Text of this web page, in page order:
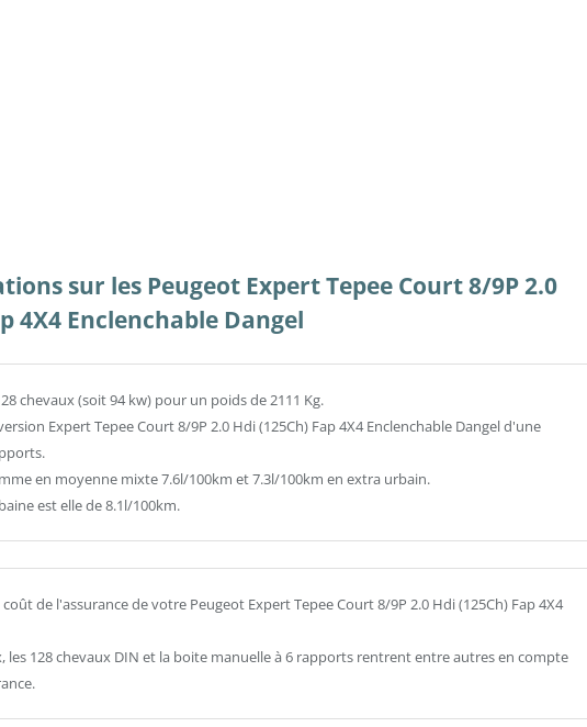
sur les Peugeot Expert Tepee Court 8/9P 2.0
4X4 Enclenchable Dangel
chevaux (soit 94 kw) pour un poids de 2111 Kg.
Expert Tepee Court 8/9P 2.0 Hdi (125Ch) Fap 4X4 Enclenchable Dangel d'une
en moyenne mixte 7.6l/100km et 7.3l/100km en extra urbain.
est elle de 8.1l/100km.
de l'assurance de votre Peugeot Expert Tepee Court 8/9P 2.0 Hdi (125Ch) Fap 4X4
les 128 chevaux DIN et la boite manuelle à 6 rapports rentrent entre autres en compte